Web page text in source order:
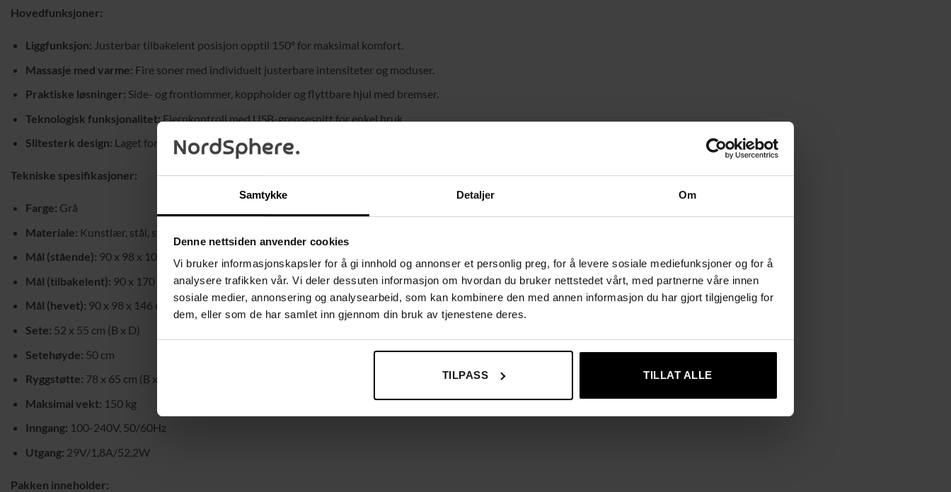
Samtykke Detaljer Om
Denne nettsiden anvender cookies
Vi bruker informasjonskapsler for å gi innhold og annonser et personlig preg, for å levere sosiale mediefunksjoner og for å
analysere trafikken vår. Vi deler dessuten informasjon om hvordan du bruker nettstedet vårt, med partnerne våre innen
sosiale medier, annonsering og analysearbeid, som kan kombinere den med annen informasjon du har gjort tilgjengelig for
dem, eller som de har samlet inn gjennom din bruk av tjenestene deres.
TILPASS TILLAT ALLE
Hovedfunksjoner:
Liggfunksjon: Justerbar tilbakelent posisjon opptil 150° for maksimal komfort.
Massasje med varme: Fire soner med individuelt justerbare intensiteter og moduser.
Praktiske løsninger: Side- og frontlommer, koppholder og flyttbare hjul med bremser.
Teknologisk funksjonalitet: Fjernkontroll med USB-grensesnitt for enkel bruk.
Slitesterk design: Laget for å tåle en maksvekt på 150 kg med høy kvalitetsmaterialer.
Tekniske spesifikasjoner:
Farge: Grå
Materiale: Kunstlær, stål, skum, flersjiktsplate
Mål (stående): 90 x 98 x 102 cm (L x B x H)
Mål (tilbakelent): 90 x 170 x 85 cm (L x B x H)
Mål (hevet): 90 x 98 x 146 cm (L x B x H)
Sete: 52 x 55 cm (B x D)
Setehøyde: 50 cm
Ryggstøtte: 78 x 65 cm (B x H)
Maksimal vekt: 150 kg
Inngang: 100-240V, 50/60Hz
Utgang: 29V/1,8A/52,2W
Pakken inneholder: